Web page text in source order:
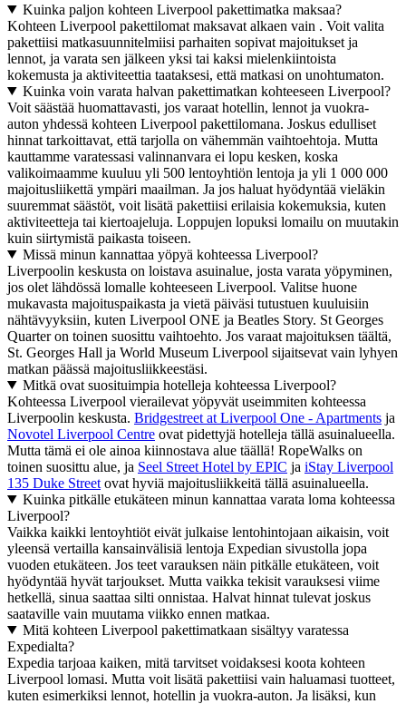
Kuinka paljon kohteen Liverpool pakettimatka maksaa?
Kohteen Liverpool pakettilomat maksavat alkaen vain . Voit valita
pakettiisi matkasuunnitelmiisi parhaiten sopivat majoitukset ja
lennot, ja varata sen jälkeen yksi tai kaksi mielenkiintoista
kokemusta ja aktiviteettia taataksesi, että matkasi on unohtumaton.
Kuinka voin varata halvan pakettimatkan kohteeseen Liverpool?
Voit säästää huomattavasti, jos varaat hotellin, lennot ja vuokra-
auton yhdessä kohteen Liverpool pakettilomana. Joskus edulliset
hinnat tarkoittavat, että tarjolla on vähemmän vaihtoehtoja. Mutta
kauttamme varatessasi valinnanvara ei lopu kesken, koska
valikoimaamme kuuluu yli 500 lentoyhtiön lentoja ja yli 1 000 000
majoitusliikettä ympäri maailman. Ja jos haluat hyödyntää vieläkin
suuremmat säästöt, voit lisätä pakettiisi erilaisia kokemuksia, kuten
aktiviteetteja tai kiertoajeluja. Loppujen lopuksi lomailu on muutakin
kuin siirtymistä paikasta toiseen.
Missä minun kannattaa yöpyä kohteessa Liverpool?
Liverpoolin keskusta on loistava asuinalue, josta varata yöpyminen,
jos olet lähdössä lomalle kohteeseen Liverpool. Valitse huone
mukavasta majoituspaikasta ja vietä päiväsi tutustuen kuuluisiin
nähtävyyksiin, kuten Liverpool ONE ja Beatles Story. St Georges
Quarter on toinen suosittu vaihtoehto. Jos varaat majoituksen täältä,
St. Georges Hall ja World Museum Liverpool sijaitsevat vain lyhyen
matkan päässä majoitusliikkeestäsi.
Mitkä ovat suosituimpia hotelleja kohteessa Liverpool?
Kohteessa Liverpool vierailevat yöpyvät useimmiten kohteessa
Liverpoolin keskusta. Bridgestreet at Liverpool One - Apartments ja
Novotel Liverpool Centre ovat pidettyjä hotelleja tällä asuinalueella.
Mutta tämä ei ole ainoa kiinnostava alue täällä! RopeWalks on
toinen suosittu alue, ja Seel Street Hotel by EPIC ja iStay Liverpool
135 Duke Street ovat hyviä majoitusliikkeitä tällä asuinalueella.
Kuinka pitkälle etukäteen minun kannattaa varata loma kohteessa
Liverpool?
Vaikka kaikki lentoyhtiöt eivät julkaise lentohintojaan aikaisin, voit
yleensä vertailla kansainvälisiä lentoja Expedian sivustolla jopa
vuoden etukäteen. Jos teet varauksen näin pitkälle etukäteen, voit
hyödyntää hyvät tarjoukset. Mutta vaikka tekisit varauksesi viime
hetkellä, sinua saattaa silti onnistaa. Halvat hinnat tulevat joskus
saataville vain muutama viikko ennen matkaa.
Mitä kohteen Liverpool pakettimatkaan sisältyy varatessa
Expedialta?
Expedia tarjoaa kaiken, mitä tarvitset voidaksesi koota kohteen
Liverpool lomasi. Mutta voit lisätä pakettiisi vain haluamasi tuotteet,
kuten esimerkiksi lennot, hotellin ja vuokra-auton. Ja lisäksi, kun